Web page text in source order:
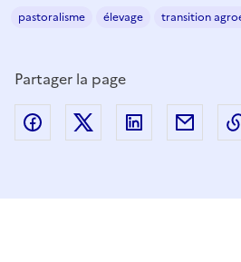
pastoralisme élevage transition
Partager la page
Partager sur Facebook
Partager sur Twitter
Partager sur